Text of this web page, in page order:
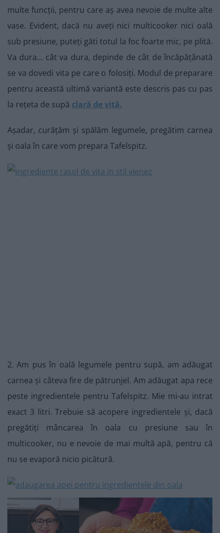
multe funcții, pentru care aș avea nevoie de multe alte
vase. Evident, dacă nu aveți nici multicooker nici oală
sub presiune, puteți găti totul la foc foarte mic, pe plită.
Va dura… cât va dura, depinde de cât de încăpățânată
se va dovedi vita pe care o folosiți. Modul de preparare
pentru această ultimă variantă este descris pas cu pas
la rețeta de supă clară de vită.
Așadar, curățăm și spălăm legumele, pregătim carnea
și oala în care vom prepara Tafelspitz.
2. Am pus în oală legumele pentru supă, am adăugat
carnea și câteva fire de pătrunjel. Am adăugat apa rece
peste ingredientele pentru Tafelspitz. Mie mi-au intrat
exact 3 litri. Trebuie să acopere ingredientele și, dacă
pregătiți mâncarea în oala cu presiune sau în
multicooker, nu e nevoie de mai multă apă, pentru că
nu se evaporă nicio picătură.